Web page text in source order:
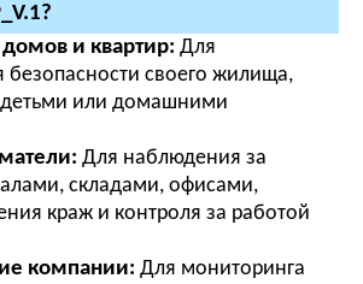
и квартир: Для
безопасности своего жилища,
детьми или домашними
Для наблюдения за
складами, офисами,
краж и контроля за работой
компании: Для мониторинга